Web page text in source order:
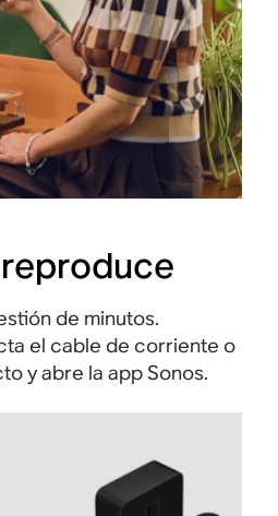
de minutos.
el cable de corriente o
y abre la app Sonos.